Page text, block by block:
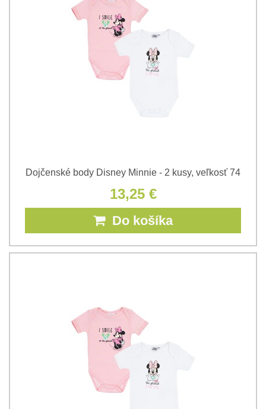
Dojčenské body Disney Minnie - 2 kusy, veľkosť 74
13,25 €
Do košíka